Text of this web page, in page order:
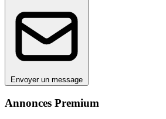
Annonces Premium
Envoyer un message